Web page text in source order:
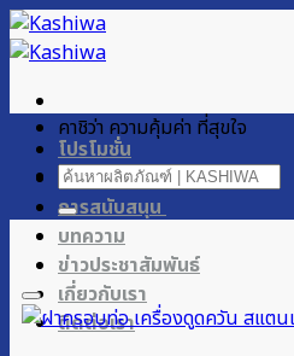
ข้าม
ไป
เนื้อหา
โปรโมชั่น
ผลิตภัณฑ์ของเรา
การสนับสนุน
บทความ
ข่าวประชาสัมพันธ์
เกี่ยวกับเรา
ติดต่อเรา
คาชิว่า ความคุ้มค่า ที่สุขใจ
ค้นหา: